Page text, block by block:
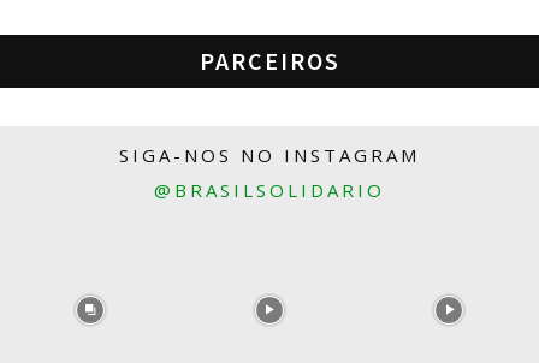
PARCEIROS
SIGA-NOS NO INSTAGRAM
@BRASILSOLIDARIO